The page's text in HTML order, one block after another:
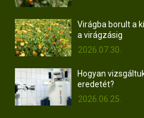
Virágba borult a
a virágzásig
2026.07.30.
Hogyan
eredetét?
2026.06.25.